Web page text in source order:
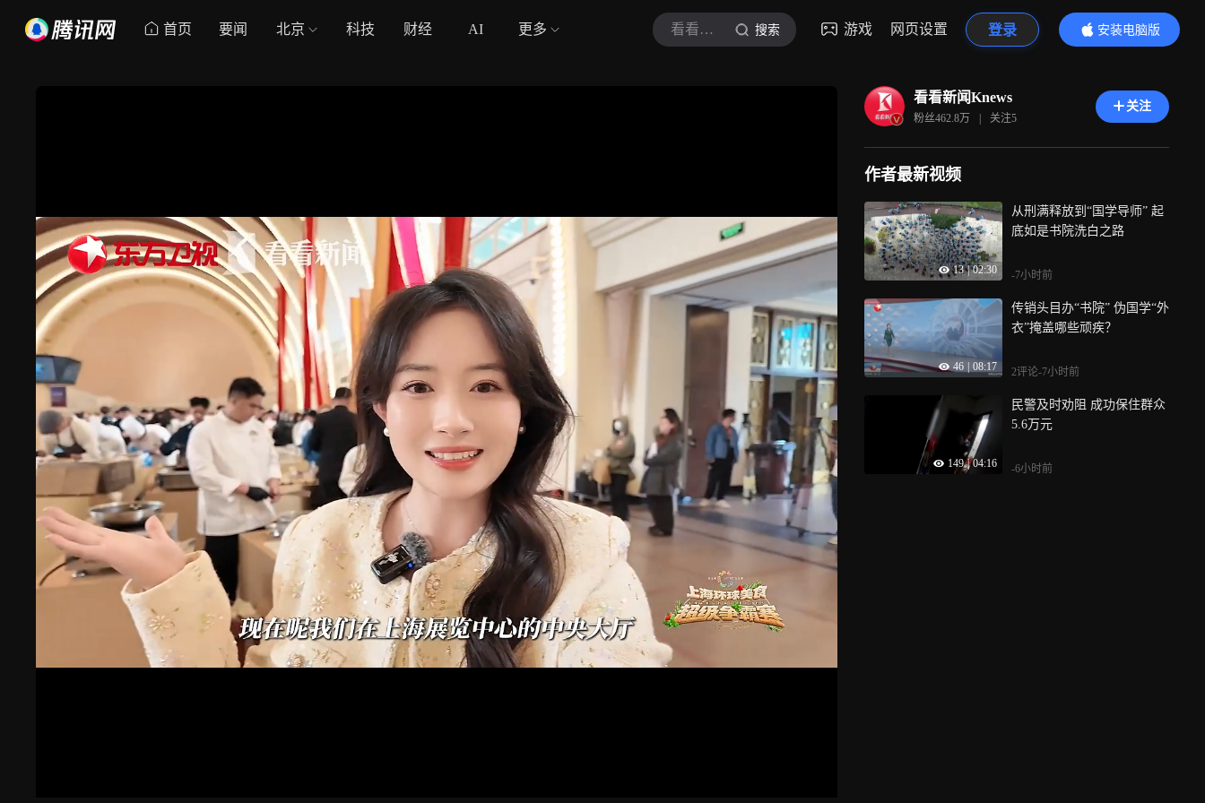
首页 要闻 北京 科技 财经 AI 更多 看看新闻Knews 搜索 游戏 网页设置 登录
安装电脑版
内容更精彩
看看新闻Knews
粉丝462.8万 | 关注5
关注
作者最新视频
13 | 02:30
从刑满释放到“国学导师” 起
底如是书院洗白之路
-7小时前
46 08:17
传销头目办“书院” 伪国学“外
衣”掩盖哪些顽疾？
2评论-7小时前
149 | 04:16
民警及时劝阻 成功保住群众
5.6万元
-6小时前